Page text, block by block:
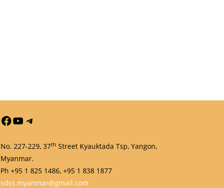
FacebookYouTube
No. 227-229, 37th Street Kyauktada Tsp, Yangon,
Myanmar.
Ph +95 1 825 1486, +95 1 838 1877
sdss.myanmar@gmail.com